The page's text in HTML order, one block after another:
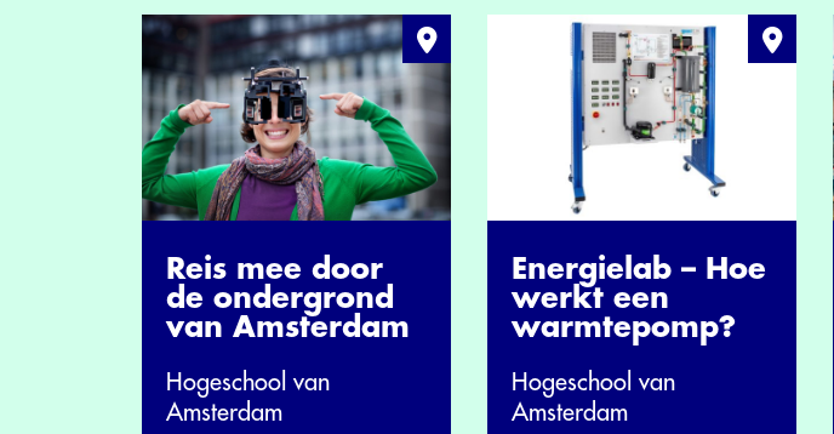
Reis mee door
de ondergrond
van Amsterdam
Hogeschool van
Amsterdam
Energielab – Hoe
werkt een
warmtepomp?
Hogeschool van
Amsterdam